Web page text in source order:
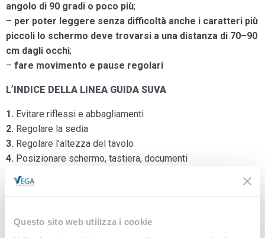
Questo sito web utilizza i cookie
angolo di 90 gradi o poco più;
– per poter leggere senza difficoltà anche i caratteri più
piccoli lo schermo deve trovarsi a una distanza di 70–90
cm dagli occhi;
– fare movimento e pause regolari
L’INDICE DELLA LINEA GUIDA SUVA
1. Evitare riflessi e abbagliamenti
2. Regolare la sedia
3. Regolare l’altezza del tavolo
4. Posizionare schermo, tastiera, documenti
Lavorare con due schermi
. Regolare l’altezza e la distanza dello schermo
. Fare movimento e pause regolari